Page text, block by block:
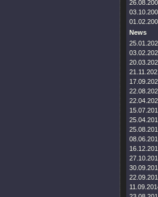
News